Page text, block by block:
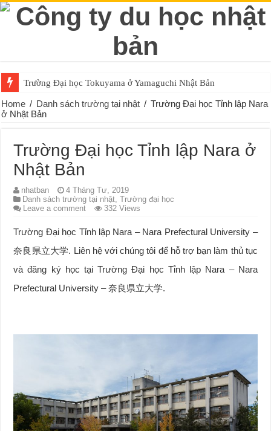
Trường Đại học Tokuyama ở Yamaguchi Nhật Bản
Home / Danh sách trường tại nhật / Trường Đại học Tỉnh lập Nara
ở Nhật Bản
Trường Đại học Tỉnh lập Nara ở
Nhật Bản
nhatban
4 Tháng Tư, 2019
Danh sách trường tại nhật,Trường đại học
Leave a comment
332 Views
Trường Đại học Tỉnh lập Nara – Nara Prefectural University –
奈良県立大学. Liên hệ với chúng tôi để hỗ trợ bạn làm thủ tục
và đăng ký học tại Trường Đại học Tỉnh lập Nara – Nara
Prefectural University – 奈良県立大学.